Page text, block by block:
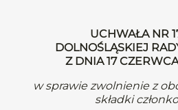
UCHWAŁA NR
DOLNOŚLĄSKIEJ
Z DNIA 17
w sprawie zwolnienie z
składki